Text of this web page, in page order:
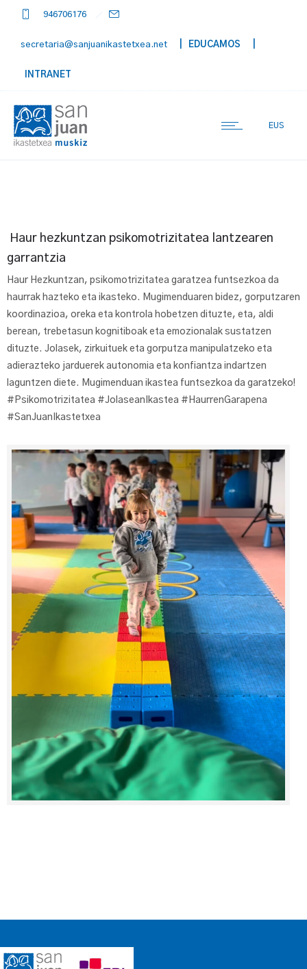
946706176
secretaria@sanjuanikastetxea.net | EDUCAMOS
INTRANET
EUS
Haur hezkuntzan psikomotrizitatea lantzearen
garrantzia
Haur Hezkuntzan, psikomotrizitatea garatzea funtsezkoa da
haurrak hazteko eta ikasteko. Mugimenduaren bidez, gorputzaren
koordinazioa, oreka eta kontrola hobetzen dituzte, eta, aldi
berean, trebetasun kognitiboak eta emozionalak sustatzen
dituzte. Jolasek, zirkuituek eta gorputza manipulatzeko eta
adierazteko jarduerek autonomia eta konfiantza indartzen
laguntzen diete. Mugimenduan ikastea funtsezkoa da garatzeko!
#Psikomotrizitatea #JolaseanIkastea #HaurrenGarapena
#SanJuanIkastetxea